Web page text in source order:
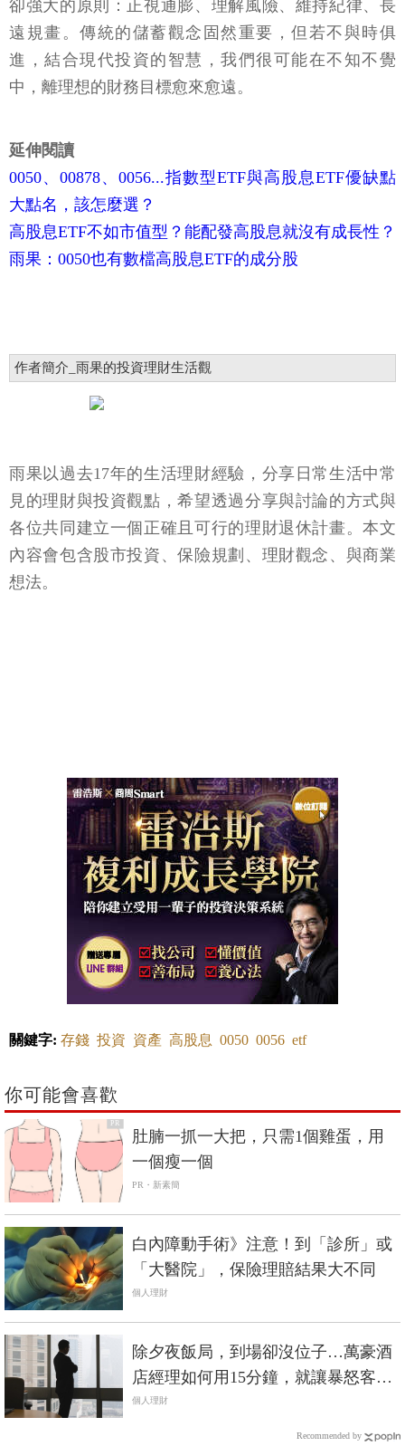
卻強大的原則：正視通膨、理解風險、維持紀律、長
遠規畫。傳統的儲蓄觀念固然重要，但若不與時俱
進，結合現代投資的智慧，我們很可能在不知不覺
中，離理想的財務目標愈來愈遠。
延伸閱讀
0050、00878、0056...指數型ETF與高股息ETF優缺點
大點名，該怎麼選？
高股息ETF不如市值型？能配發高股息就沒有成長性？
雨果：0050也有數檔高股息ETF的成分股
作者簡介_雨果的投資理財生活觀
雨果以過去17年的生活理財經驗，分享日常生活中常
見的理財與投資觀點，希望透過分享與討論的方式與
各位共同建立一個正確且可行的理財退休計畫。本文
內容會包含股市投資、保險規劃、理財觀念、與商業
想法。
關鍵字: 存錢 投資 資產 高股息 0050 0056 etf
你可能會喜歡
PR
肚腩一抓一大把，只需1個雞蛋，用
一個瘦一個
PR・新素簡
白內障動手術》注意！到「診所」或
「大醫院」，保險理賠結果大不同
個人理財
除夕夜飯局，到場卻沒位子…萬豪酒
店經理如何用15分鐘，就讓暴怒客人
開心坐定？
個人理財
Recommended by